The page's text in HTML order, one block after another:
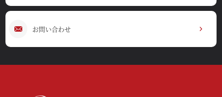
お問い合わせ